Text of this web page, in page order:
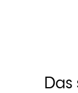
Das